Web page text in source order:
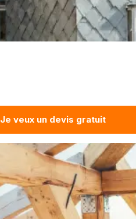
Je veux un devis gratuit